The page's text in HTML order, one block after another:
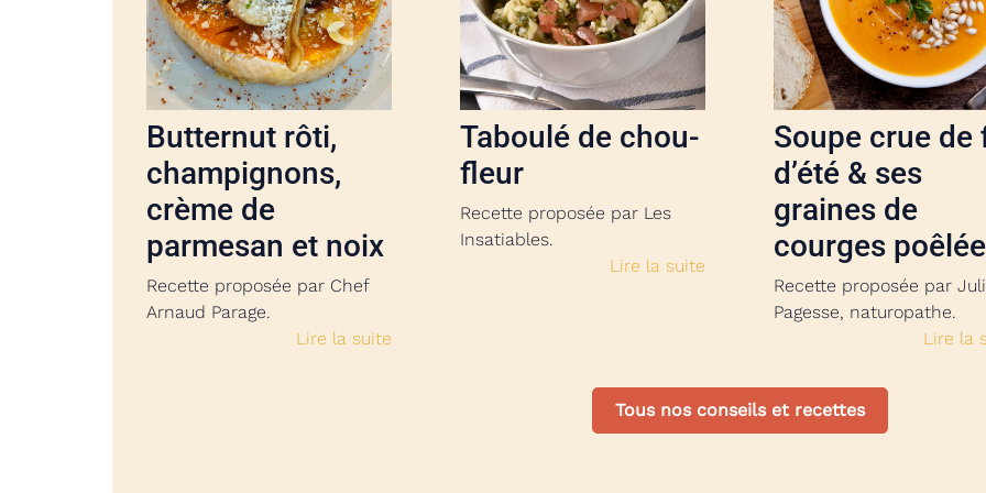
Butternut rôti,
champignons,
crème de
parmesan et noix
Recette proposée par Chef
Arnaud Parage.
Lire la suite
Taboulé de chou-
fleur
Recette proposée par Les
Insatiables.
Lire la suite
Soupe crue de
d’été & ses
graines de
courges
Recette proposée par
Pagesse, naturopathe.
Lire la
Tous nos conseils et recettes